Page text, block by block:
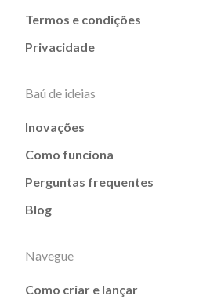
Termos e condições
Privacidade
Baú de ideias
Inovações
Como funciona
Perguntas frequentes
Blog
Navegue
Como criar e lançar